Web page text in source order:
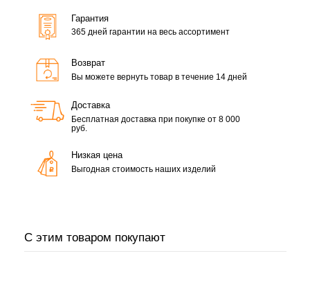
Гарантия
365 дней гарантии на весь ассортимент
Возврат
Вы можете вернуть товар в течение 14 дней
Доставка
Бесплатная доставка при покупке от 8 000
руб.
Низкая цена
Выгодная стоимость наших изделий
С этим товаром покупают